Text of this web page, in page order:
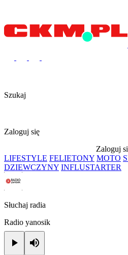
Szukaj
Zaloguj się
Zaloguj
LIFESTYLE FELIETONY MOTO
DZIEWCZYNY INFLUSTARTER
Słuchaj radia
Radio yanosik
Play